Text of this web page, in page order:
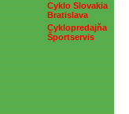
Cyklo Slovakia
Bratislava
Cyklopredajňa
Športservis